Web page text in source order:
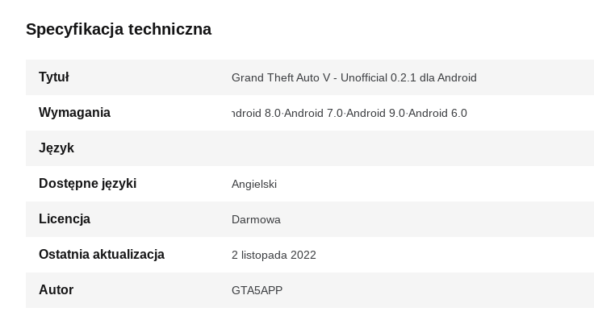
Specyfikacja techniczna
Tytuł Grand Theft Auto V - Unofficial 0.2.1 dla Android
Wymagania Android 8.0 Android 7.0 Android 9.0 Android 6.0
Język
Dostępne języki Angielski
Licencja Darmowa
Ostatnia aktualizacja 2 listopada 2022
Autor GTA5APP